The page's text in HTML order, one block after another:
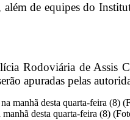
de equipes do
Rodoviária de Assis
apuradas pelas
desta quarta-feira (8)